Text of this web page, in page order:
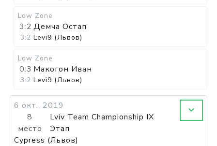
Low Zone
3:2 Демча Остап
3:2 Levi9 (Львов)
Low Zone
0:3 Макогон Иван
3:2 Levi9 (Львов)
6 окт., 2019
8
место
Lviv Team Championship IX
Этап
Cypress (Львов)